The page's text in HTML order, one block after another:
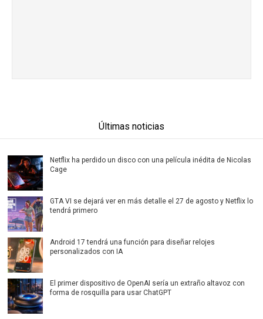
Últimas noticias
Netflix ha perdido un disco con una película inédita de Nicolas
Cage
GTA VI se dejará ver en más detalle el 27 de agosto y Netflix lo
tendrá primero
Android 17 tendrá una función para diseñar relojes
personalizados con IA
El primer dispositivo de OpenAI sería un extraño altavoz con
forma de rosquilla para usar ChatGPT